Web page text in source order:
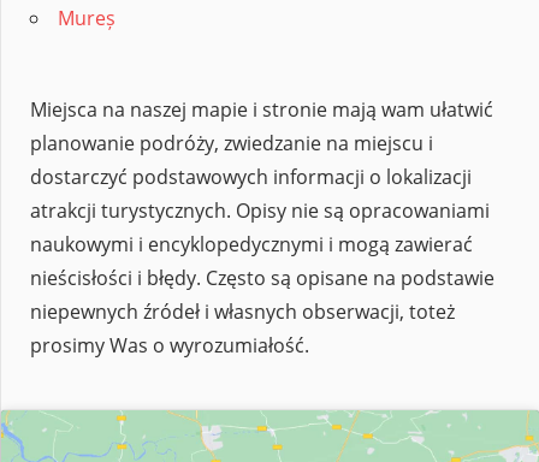
Mureș
Miejsca na naszej mapie i stronie mają wam ułatwić
planowanie podróży, zwiedzanie na miejscu i
dostarczyć podstawowych informacji o lokalizacji
atrakcji turystycznych. Opisy nie są opracowaniami
naukowymi i encyklopedycznymi i mogą zawierać
nieścisłości i błędy. Często są opisane na podstawie
niepewnych źródeł i własnych obserwacji, toteż
prosimy Was o wyrozumiałość.